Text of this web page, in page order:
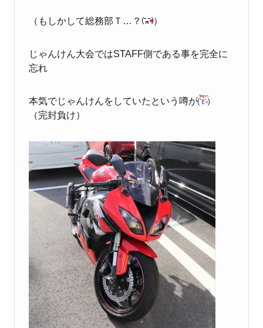
（もしかして総務部Ｔ…？ ）
じゃんけん大会ではSTAFF側である事を完全に
忘れ
本気でじゃんけんをしていたという噂が
（完封負け）